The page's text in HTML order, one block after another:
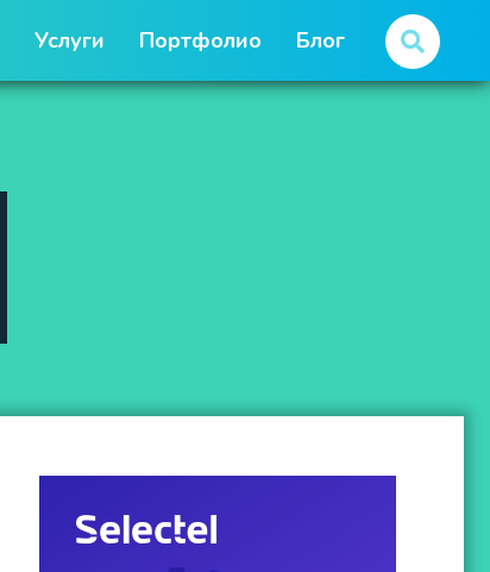
Услуги Портфолио Блог